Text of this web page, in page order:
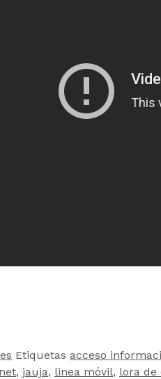
Etiquetas acceso
, jauja, linea móvil, lora de